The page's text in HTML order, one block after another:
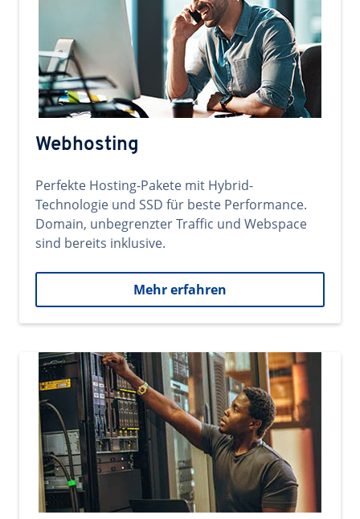
Webhosting
Perfekte Hosting-Pakete mit Hybrid-
Technologie und SSD für beste Performance.
Domain, unbegrenzter Traffic und Webspace
sind bereits inklusive.
Mehr erfahren